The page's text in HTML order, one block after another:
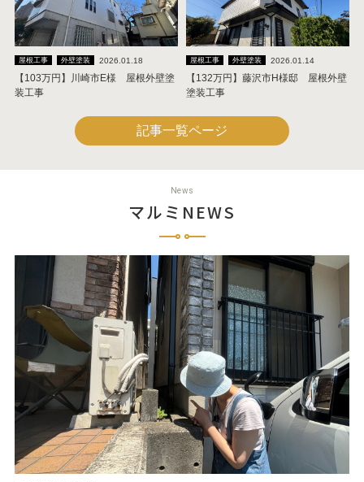
屋根工事 外壁塗装 2026.01.18
【103万円】川崎市E様 屋根外壁塗
装工事
屋根工事 外壁塗装 2026.01.14
【132万円】藤沢市H様邸 屋根外壁
塗装工事
記事一覧ページ
News
マルミNEWS